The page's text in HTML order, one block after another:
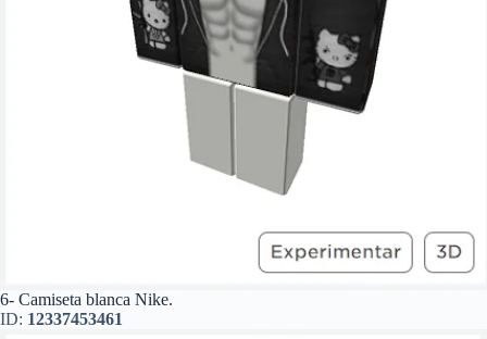
6- Camiseta blanca Nike.
ID: 12337453461